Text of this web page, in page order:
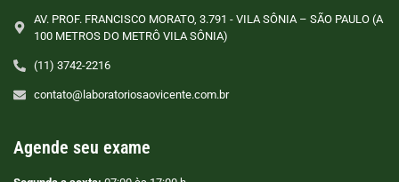
AV. PROF. FRANCISCO MORATO, 3.791 - VILA SÔNIA – SÃO PAULO (A
100 METROS DO METRÔ VILA SÔNIA)
(11) 3742-2216
contato@laboratoriosaovicente.com.br
Agende seu exame